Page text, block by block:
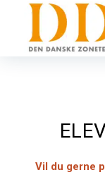
Vil du gerne